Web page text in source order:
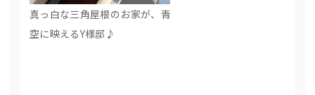
真っ白な三角屋根のお家が、青
空に映えるY様邸♪